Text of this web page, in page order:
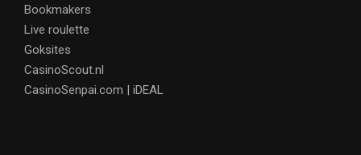
Bookmakers
Live roulette
Goksites
CasinoScout.nl
CasinoSenpai.com | iDEAL